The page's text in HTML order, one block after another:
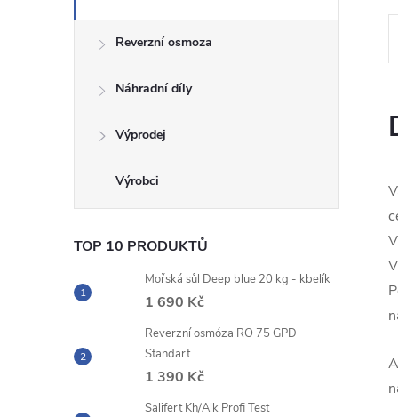
e
Reverzní osmoza
Náhradní díly
Výprodej
TOP 10 PRODUKTŮ
Mořská sůl Deep blue 20 kg - kbelík
1 690 Kč
Reverzní osmóza RO 75 GPD
Standart
1 390 Kč
Salifert Kh/Alk Profi Test